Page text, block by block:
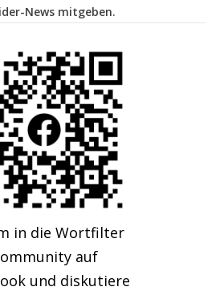
News mitgeben.
in die Wortfilter
auf
und diskutiere